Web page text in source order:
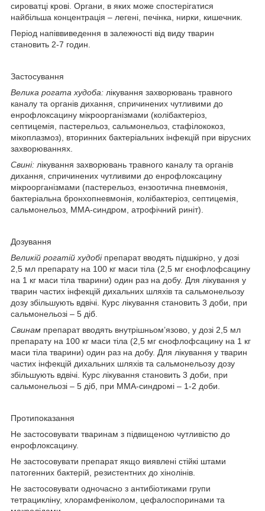
сироватці крові. Органи, в яких може спостерігатися
найбільша концентрація – легені, печінка, нирки, кишечник.
Період напіввиведення в залежності від виду тварин
становить 2-7 годин.
Застосування
Велика рогата худоба: лікування захворювань травного
каналу та органів дихання, спричинених чутливими до
енрофлоксацину мікроорганізмами (колібактеріоз,
септицемія, пастерельоз, сальмонельоз, стафілококоз,
мікоплазмоз), вторинних бактеріальних інфекцій при вірусних
захворюваннях.
Свині: лікування захворювань травного каналу та органів
дихання, спричинених чутливими до енрофлоксацину
мікроорганізмами (пастерельоз, ензоотична пневмонія,
бактеріальна бронхопневмонія, колібактеріоз, септицемія,
сальмонельоз, ММА-синдром, атрофічний риніт).
Дозування
Великій рогатій худобіпрепарат вводять підшкірно, у дозі
2,5 мл препарату на 100 кг маси тіла (2,5 мг єнофлофсацину
на 1 кг маси тіла тварини) один раз на добу. Для лікування у
тварин частих інфекцій дихальних шляхів та сальмонельозу
дозу збільшують вдвічі. Курс лікування становить 3 доби, при
сальмонельозі – 5 діб.
Свинам препарат вводять внутрішньом’язово, у дозі 2,5 мл
препарату на 100 кг маси тіла (2,5 мг єнофлофсацину на 1 кг
маси тіла тварини) один раз на добу. Для лікування у тварин
частих інфекцій дихальних шляхів та сальмонельозу дозу
збільшують вдвічі. Курс лікування становить 3 доби, при
сальмонельозі – 5 діб, при ММА-синдромі – 1-2 доби.
Протипоказання
Не застосовувати тваринам з підвищеною чутливістю до
енрофлоксацину.
Не застосовувати препарат якщо виявлені стійкі штами
патогенних бактерій, резистентних до хінолінів.
Не застосовувати одночасно з антибіотиками групи
тетрацикліну, хлорамфеніколом, цефалоспоринами та